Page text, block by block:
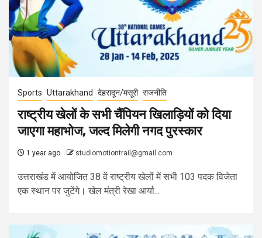
Sports Uttarakhand देहरादून/मसूरी राजनीति
राष्ट्रीय खेलों के सभी चैंपियन खिलाड़ियों को दिया
जाएगा महाभोज, जल्‍द मिलेगी नगद पुरस्‍कार
1 year ago studiomotiontrail@gmail.com
उत्तराखंड में आयोजित 38 वें राष्ट्रीय खेलों में सभी 103 पदक विजेता
एक स्थान पर जुटेंगे। खेल मंत्री रेखा आर्या...